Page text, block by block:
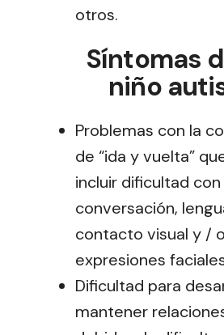
otros.
Síntomas
niño
Problemas con la
de “ida y vuelta”
incluir dificultad con
conversación,
contacto visual y / o
expresiones
Dificultad para
mantener